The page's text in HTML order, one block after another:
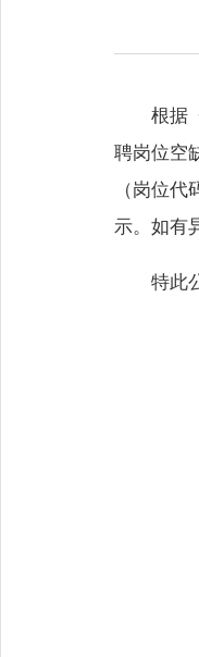
根据
聘岗位空
（岗位
示。如有
特此